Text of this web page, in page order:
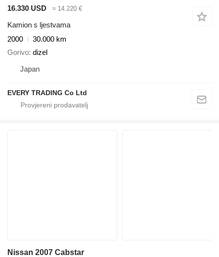
16.330 USD
≈ 14.220 €
Kamion s ljestvama
2000
30.000 km
Gorivo dizel
Japan
EVERY TRADING Co Ltd
Nissan 2007 Cabstar